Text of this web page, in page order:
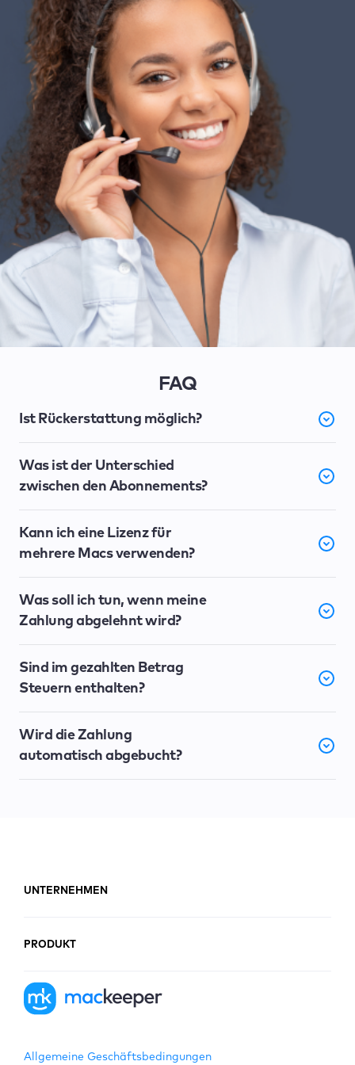
FAQ
Ist Rückerstattung möglich?
Was ist der Unterschied
zwischen den Abonnements?
Kann ich eine Lizenz für
mehrere Macs verwenden?
Was soll ich tun, wenn meine
Zahlung abgelehnt wird?
Sind im gezahlten Betrag
Steuern enthalten?
Wird die Zahlung
automatisch abgebucht?
UNTERNEHMEN
PRODUKT
Allgemeine Geschäftsbedingungen